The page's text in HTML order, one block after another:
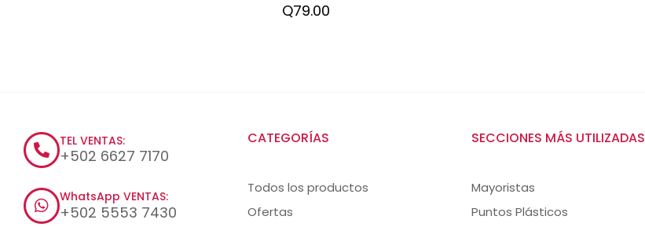
Q79.00
TEL VENTAS:
+502 6627 7170
WhatsApp VENTAS:
+502 5553 7430
CATEGORÍAS
Todos los productos
Ofertas
SECCIONES MÁS UTILIZADAS
Mayoristas
Puntos Plásticos